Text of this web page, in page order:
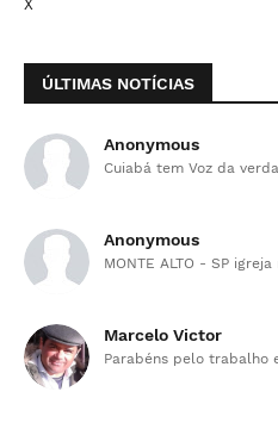
X
ÚLTIMAS NOTÍCIAS
Anonymous
Cuiabá tem Voz da
Anonymous
MONTE ALTO - SP
Marcelo Victor
Parabéns pelo trabalho